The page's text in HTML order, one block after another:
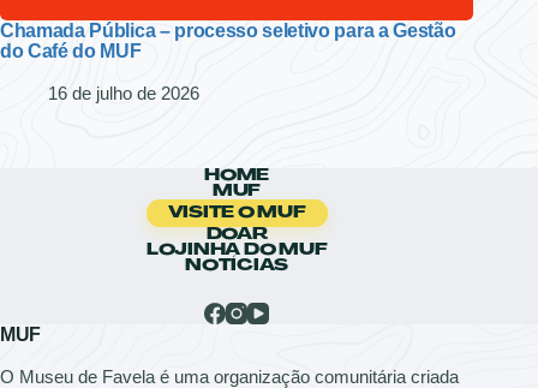
Chamada Pública – processo seletivo para a Gestão
do Café do MUF
16 de julho de 2026
HOME
MUF
VISITE O MUF
DOAR
LOJINHA DO MUF
NOTÍCIAS
MUF
O Museu de Favela é uma organização comunitária criada